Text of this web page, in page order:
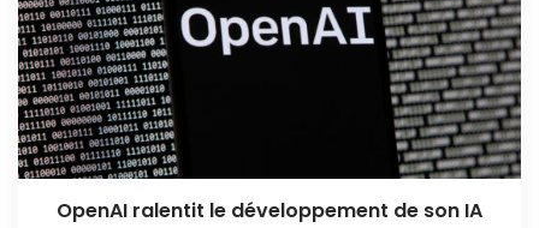
OpenAI ralentit le développement de son IA